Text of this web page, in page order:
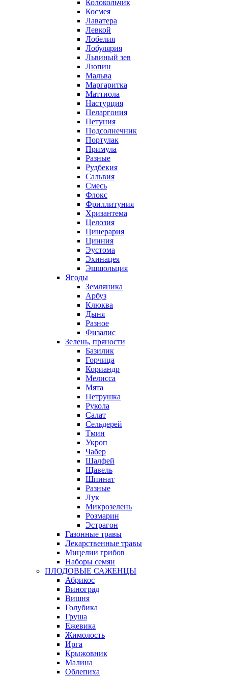
Колокольчик
Космея
Лаватера
Левкой
Лобелия
Лобулярия
Львиный зев
Люпин
Мальва
Маргаритка
Маттиола
Настурция
Пеларгония
Петуния
Подсолнечник
Портулак
Примула
Разные
Рудбекия
Сальвия
Смесь
Флокс
Фриллитуния
Хризантема
Целозия
Цинерария
Цинния
Эустома
Эхинацея
Эшшольция
Ягоды
Земляника
Арбуз
Клюква
Дыня
Разное
Физалис
Зелень, пряности
Базилик
Горчица
Кориандр
Мелисса
Мята
Петрушка
Рукола
Салат
Сельдерей
Тмин
Укроп
Чабер
Шалфей
Щавель
Шпинат
Разные
Лук
Микрозелень
Розмарин
Эстрагон
Газонные травы
Лекарственные травы
Мицелии грибов
Наборы семян
ПЛОДОВЫЕ САЖЕНЦЫ
Абрикос
Виноград
Вишня
Голубика
Груша
Ежевика
Жимолость
Ирга
Крыжовник
Малина
Облепиха